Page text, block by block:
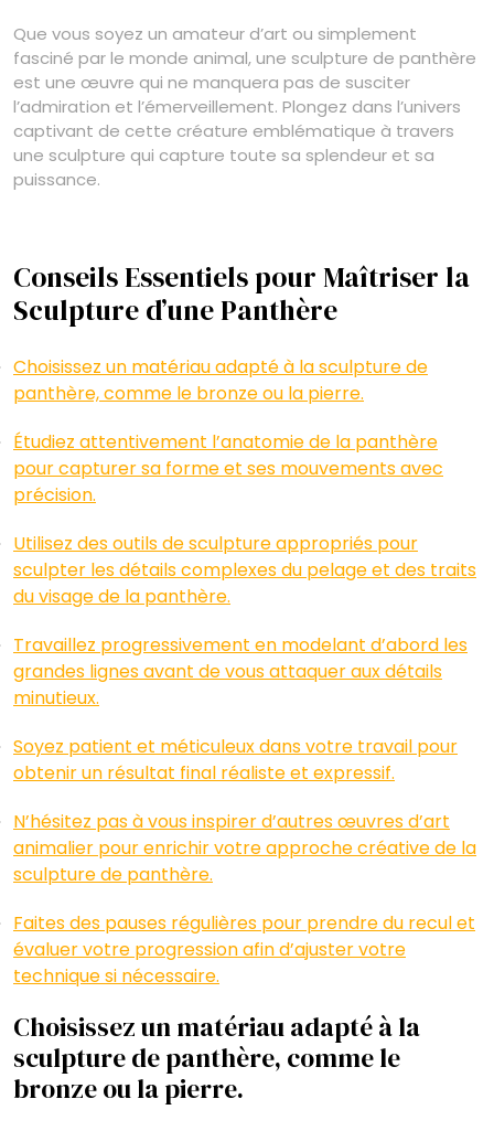
Que vous soyez un amateur d’art ou simplement
fasciné par le monde animal, une sculpture de panthère
est une œuvre qui ne manquera pas de susciter
l’admiration et l’émerveillement. Plongez dans l’univers
captivant de cette créature emblématique à travers
une sculpture qui capture toute sa splendeur et sa
puissance.
Conseils Essentiels pour Maîtriser la
Sculpture d’une Panthère
Choisissez un matériau adapté à la sculpture de
panthère, comme le bronze ou la pierre.
Étudiez attentivement l’anatomie de la panthère
pour capturer sa forme et ses mouvements avec
précision.
Utilisez des outils de sculpture appropriés pour
sculpter les détails complexes du pelage et des traits
du visage de la panthère.
Travaillez progressivement en modelant d’abord les
grandes lignes avant de vous attaquer aux détails
minutieux.
Soyez patient et méticuleux dans votre travail pour
obtenir un résultat final réaliste et expressif.
N’hésitez pas à vous inspirer d’autres œuvres d’art
animalier pour enrichir votre approche créative de la
sculpture de panthère.
Faites des pauses régulières pour prendre du recul et
évaluer votre progression afin d’ajuster votre
technique si nécessaire.
Choisissez un matériau adapté à la
sculpture de panthère, comme le
bronze ou la pierre.